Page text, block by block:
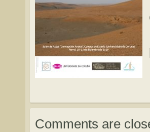
Comments are